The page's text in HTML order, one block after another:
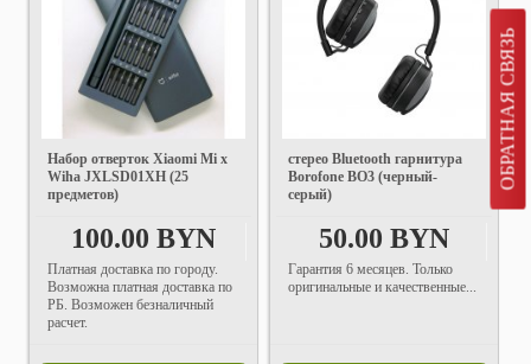
ОБРАТНАЯ СВЯЗЬ
Набор отверток Xiaomi Mi x
Wiha JXLSD01XH (25
предметов)
100.00 BYN
Платная доставка по городу.
Возможна платная доставка по
РБ. Возможен безналичный
расчет.
стерео Bluetooth гарнитура
Borofone BO3 (черный-
серый)
50.00 BYN
Гарантия 6 месяцев. Только
оригинальные и качественные...